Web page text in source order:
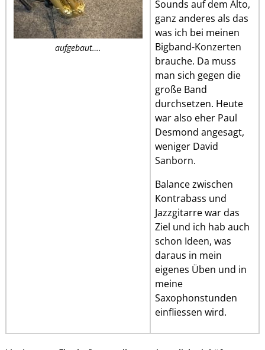
aufgebaut….
Sounds auf dem Alto,
ganz anderes als das
was ich bei meinen
Bigband-Konzerten
brauche. Da muss
man sich gegen die
große Band
durchsetzen. Heute
war also eher Paul
Desmond angesagt,
weniger David
Sanborn.
Balance zwischen
Kontrabass und
Jazzgitarre war das
Ziel und ich hab auch
schon Ideen, was
daraus in mein
eigenes Üben und in
meine
Saxophonstunden
einfliessen wird.